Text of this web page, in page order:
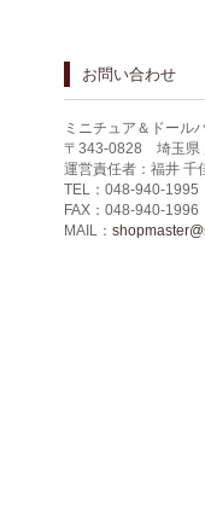
お問い合わせ
ミニチュア＆ドー
〒343-0828 埼玉県
運営責任者：福井 千
TEL：048-940-1995
FAX：048-940-1996
MAIL：